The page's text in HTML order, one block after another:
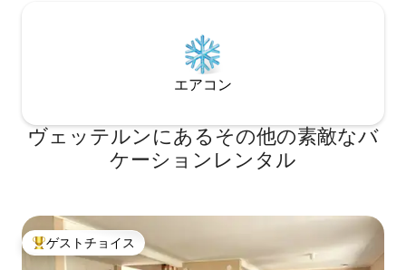
エアコン
ヴェッテルンにあるその他の素敵なバ
ケーションレンタル
大好評のゲストチョイスです。
ゲストチョイス